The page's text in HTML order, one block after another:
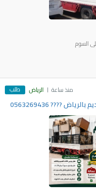
السوم
منذ ساعة الرياض طلب
???? 0563269436